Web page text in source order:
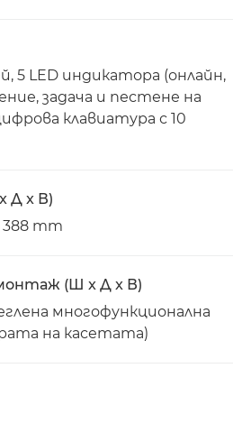
5 LED индикатора (онлайн,
задача и пестене на
клавиатура с 10
Д x В)
mm
(Ш x Д x В)
многофункционална
на касетата)